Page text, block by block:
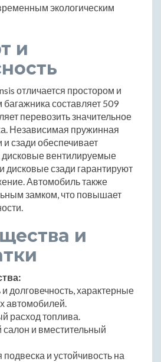
экологическим
и
отличается простором и
составляет 509
перевозить значительное
Независимая пружинная
сзади обеспечивает
дисковые вентилируемые
дисковые сзади гарантируют
Автомобиль также
замком, что повышает
и
долговечность, характерные
автомобилей.
расход топлива.
и вместительный
и устойчивость на